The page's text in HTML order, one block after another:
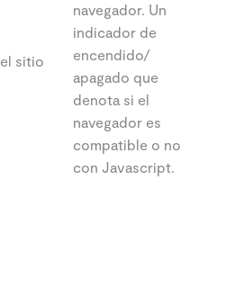
sitio
navegador. Un
indicador de
encendido/
apagado que
denota si el
navegador es
compatible o no
con Javascript.